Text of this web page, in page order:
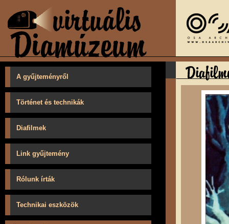
A gyűjteményről
Történet és technikák
Diafilmek
Link gyűjtemény
Rólunk írták
Technikai eszközök